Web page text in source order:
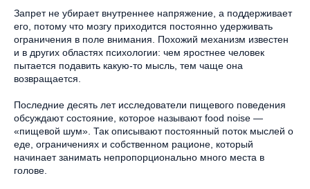
Запрет не убирает внутреннее напряжение, а поддерживает
его, потому что мозгу приходится постоянно удерживать
ограничения в поле внимания. Похожий механизм известен
и в других областях психологии: чем яростнее человек
пытается подавить какую-то мысль, тем чаще она
возвращается.
Последние десять лет исследователи пищевого поведения
обсуждают состояние, которое называют food noise —
«пищевой шум». Так описывают постоянный поток мыслей о
еде, ограничениях и собственном рационе, который
начинает занимать непропорционально много места в
голове.